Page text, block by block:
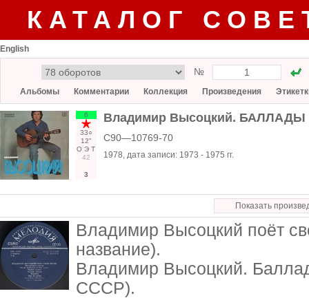
КАТАЛОГ
English
№
Альбомы Комментарии Коллекция Произведения
6
33○
12"
О Э Т
42
3
Владимир Высоцкий.
С90—10769-70
1978, дата записи: 1973 - 1975 гг.
Показать
Владимир Высоцкий поёт
название).
Владимир Высоцкий.
СССР).